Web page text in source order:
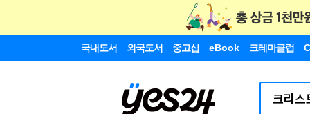
국내도서 외국도서 중고샵 eBook 크레마클럽